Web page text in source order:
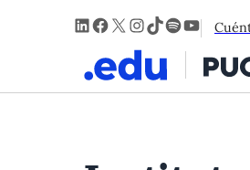
LinkedIn
Facebook
X Instagram
TikTok
Spotify